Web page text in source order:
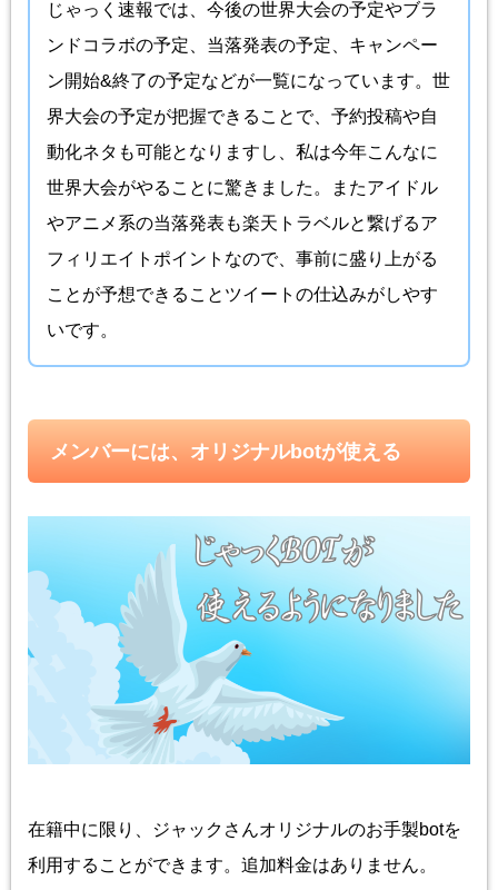
じゃっく速報では、今後の世界大会の予定やブラ
ンドコラボの予定、当落発表の予定、キャンペー
ン開始&終了の予定などが一覧になっています。世
界大会の予定が把握できることで、予約投稿や自
動化ネタも可能となりますし、私は今年こんなに
世界大会がやることに驚きました。またアイドル
やアニメ系の当落発表も楽天トラベルと繋げるア
フィリエイトポイントなので、事前に盛り上がる
ことが予想できることツイートの仕込みがしやす
いです。
メンバーには、オリジナルbotが使える
在籍中に限り、ジャックさんオリジナルのお手製botを
利用することができます。追加料金はありません。